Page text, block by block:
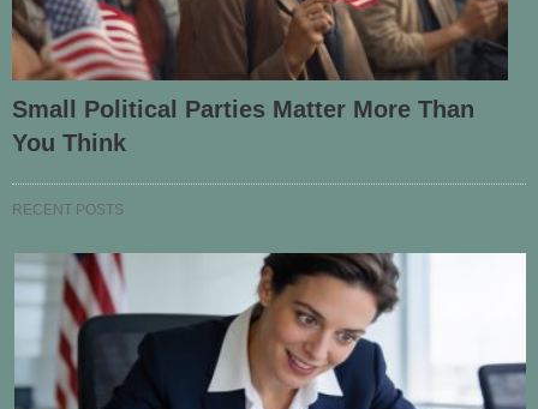
Small Political Parties Matter More Than
You Think
RECENT POSTS